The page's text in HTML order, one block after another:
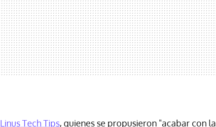
Linus Tech Tips, quienes se propusieron "acabar con la